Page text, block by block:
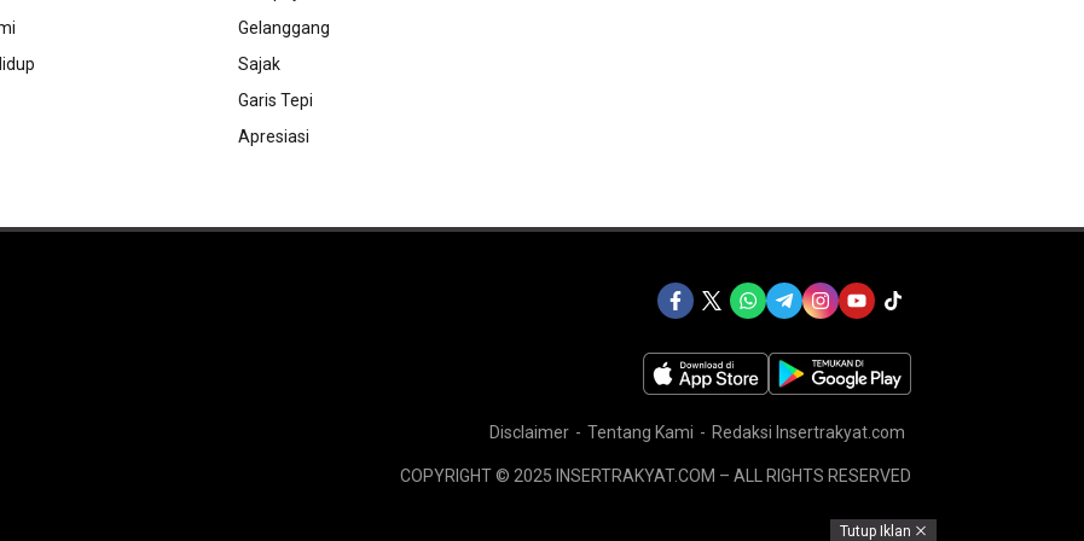
Gelanggang
Sajak
Garis Tepi
Apresiasi
Disclaimer Tentang Kami Redaksi Insertrakyat.com
COPYRIGHT © 2025 INSERTRAKYAT.COM – ALL RIGHTS RESERVED
Tutup Iklan